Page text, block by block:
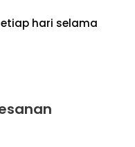
hari selama